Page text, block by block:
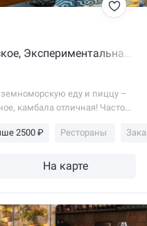
Экспериментальная
камбала отличная! Часто
2500 ₽ Рестораны
На карте